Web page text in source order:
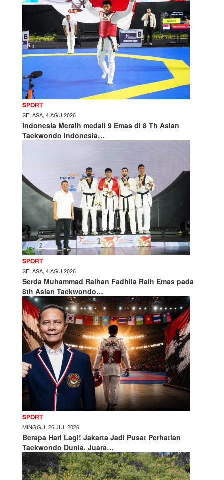
SPORT
SELASA, 4 AGU 2026
Indonesia Meraih medali 9 Emas di 8 Th Asian
Taekwondo Indonesia…
SPORT
SELASA, 4 AGU 2026
Serda Muhammad Raihan Fadhila Raih Emas pada
8th Asian Taekwondo…
SPORT
MINGGU, 26 JUL 2026
Berapa Hari Lagi! Jakarta Jadi Pusat Perhatian
Taekwondo Dunia, Juara…